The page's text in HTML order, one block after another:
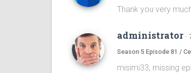
Thank you very
administrator ·
Season 5 Episode 81 /
misimi33, missing